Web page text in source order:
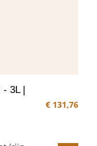
3L |
€ 131,76